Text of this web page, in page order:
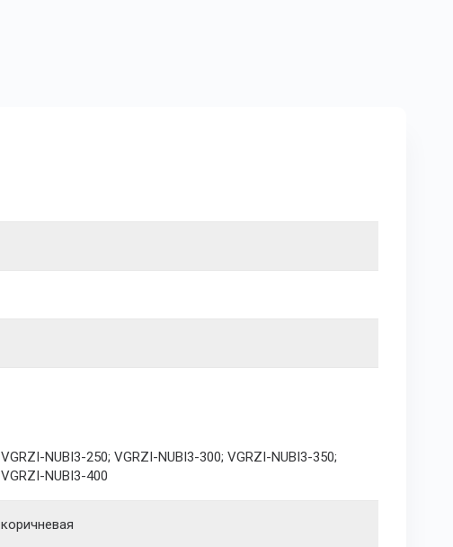
VGRZI-NUBI3-250; VGRZI-NUBI3-300; VGRZI-NUBI3-350;
VGRZI-NUBI3-400
коричневая